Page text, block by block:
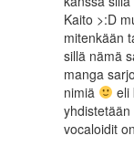
Kaito >:D
mitenkään
sillä nämä
manga
nimiä
eli
vocaloidit